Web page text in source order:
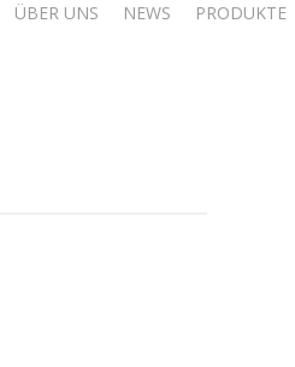
ÜBER UNS NEWS PRODUKTE